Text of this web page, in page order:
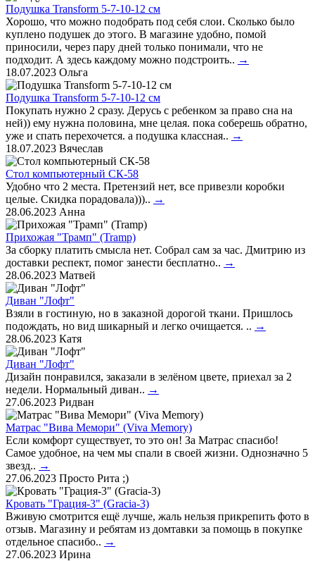
Подушка Transform 5-7-10-12 см
Хорошо, что можно подобрать под себя слои. Сколько было
куплено подушек до этого. В магазине удобно, помой
приносили, через пару дней только понимали, что не
подходит. А здесь каждому можно подстроить.. →
18.07.2023 Ольга
Подушка Transform 5-7-10-12 см
Покупать нужно 2 сразу. Дерусь с ребенком за право сна на
ней)) ему нужна половина, мне целая. пока соберешь обратно,
уже и спать перехочется. а подушка классная.. →
18.07.2023 Вячеслав
Стол компьютерный СК-58
Удобно что 2 места. Претензий нет, все привезли коробки
целые. Скидка порадовала))).. →
28.06.2023 Анна
Прихожая "Трамп" (Tramp)
За сборку платить смысла нет. Собрал сам за час. Дмитрию из
доставки респект, помог занести бесплатно.. →
28.06.2023 Матвей
Диван "Лофт"
Взяли в гостиную, но в заказной дорогой ткани. Пришлось
подождать, но вид шикарный и легко очищается. .. →
28.06.2023 Катя
Диван "Лофт"
Дизайн понравился, заказали в зелёном цвете, приехал за 2
недели. Нормальный диван.. →
27.06.2023 Ридван
Матрас "Вива Мемори" (Viva Memory)
Если комфорт существует, то это он! За Матрас спасибо!
Самое удобное, на чем мы спали в своей жизни. Однозначно 5
звезд.. →
27.06.2023 Просто Рита ;)
Кровать "Грация-3" (Gracia-3)
Вживую смотрится ещё лучше, жаль нельзя прикрепить фото в
отзыв. Магазину и ребятам из домтавки за помощь в покупке
отдельное спасибо.. →
27.06.2023 Ирина